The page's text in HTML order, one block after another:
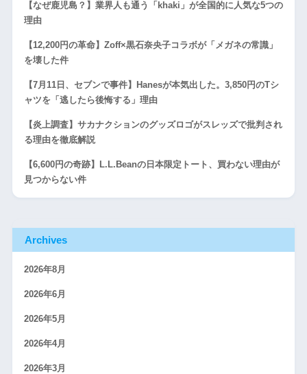
【なぜ鹿児島？】業界人も通う「khaki」が全国的に人気な5つの
理由
【12,200円の革命】Zoff×黒石奈央子コラボが「メガネの常識」
を壊した件
【7月11日、セブンで事件】Hanesが本気出した。3,850円のTシ
ャツを「逃したら後悔する」理由
【炎上調査】サカナクションのグッズロゴがスレッズで批判され
る理由を徹底解説
【6,600円の奇跡】L.L.Beanの日本限定トート、買わない理由が
見つからない件
Archives
2026年8月
2026年6月
2026年5月
2026年4月
2026年3月